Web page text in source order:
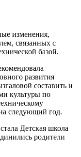
изменения,
связанных с
базой.
развития
составить и
культуры по
следующий год.
Детская школа
родители